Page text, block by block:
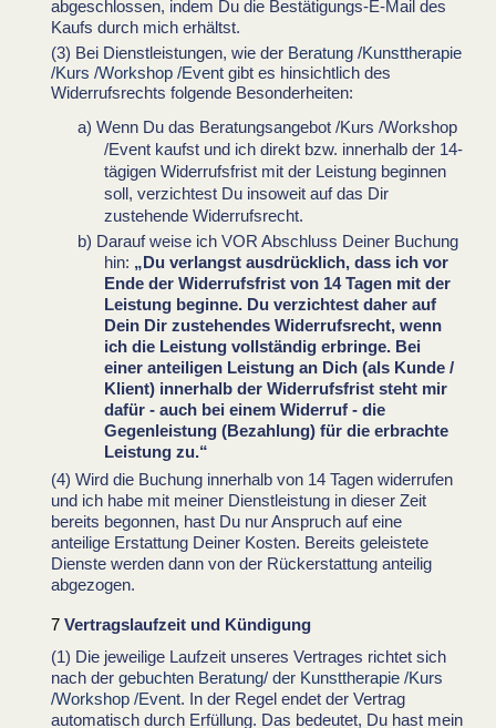
abgeschlossen, indem Du die Bestätigungs-E-Mail des
Kaufs durch mich erhältst.
Bei Dienstleistungen, wie der Beratung /Kunsttherapie
/Kurs /Workshop /Event gibt es hinsichtlich des
Widerrufsrechts folgende Besonderheiten:
Wenn Du das Beratungsangebot /Kurs /Workshop
/Event kaufst und ich direkt bzw. innerhalb der 14-
tägigen Widerrufsfrist mit der Leistung beginnen
soll, verzichtest Du insoweit auf das Dir
zustehende Widerrufsrecht.
Darauf weise ich VOR Abschluss Deiner Buchung
hin: „Du verlangst ausdrücklich, dass ich vor
Ende der Widerrufsfrist von 14 Tagen mit der
Leistung beginne. Du verzichtest daher auf
Dein Dir zustehendes Widerrufsrecht, wenn
ich die Leistung vollständig erbringe. Bei
einer anteiligen Leistung an Dich (als Kunde /
Klient) innerhalb der Widerrufsfrist steht mir
dafür - auch bei einem Widerruf - die
Gegenleistung (Bezahlung) für die erbrachte
Leistung zu.“
Wird die Buchung innerhalb von 14 Tagen widerrufen
und ich habe mit meiner Dienstleistung in dieser Zeit
bereits begonnen, hast Du nur Anspruch auf eine
anteilige Erstattung Deiner Kosten. Bereits geleistete
Dienste werden dann von der Rückerstattung anteilig
abgezogen.
Vertragslaufzeit und Kündigung
Die jeweilige Laufzeit unseres Vertrages richtet sich
nach der gebuchten Beratung/ der Kunsttherapie /Kurs
/Workshop /Event. In der Regel endet der Vertrag
automatisch durch Erfüllung. Das bedeutet, Du hast mein